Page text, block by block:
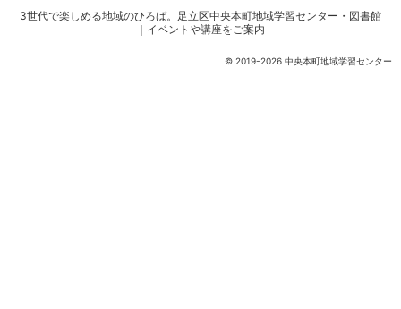
© 2019-2026 中央本町地域学習センター
3世代で楽しめる地域のひろば。
足立区中央本町地域学習センター・図書館
｜イベントや講座をご案内